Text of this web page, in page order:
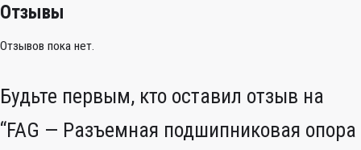
Отзывы
Отзывов пока нет.
Будьте первым, кто оставил отзыв на
“FAG — Разъемная подшипниковая опора